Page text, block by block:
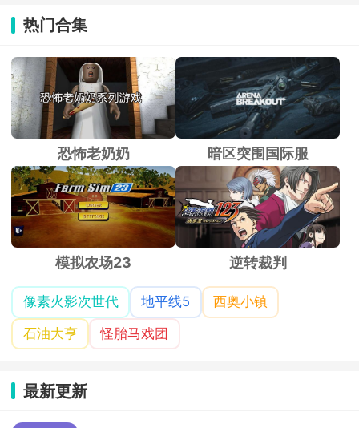
热门合集
恐怖老奶奶 暗区突围国际服
模拟农场23 逆转裁判
像素火影次世代 地平线5
西奥小镇
石油大亨
怪胎马戏团
最新更新